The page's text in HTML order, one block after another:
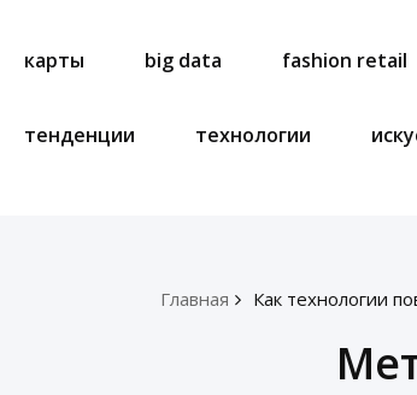
карты big data fashion retail
тенденции технологии
Главная Как технологии